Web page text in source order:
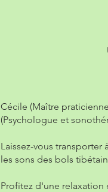
Cécile (Maître
(Psychologue et
Laissez-vous
les sons des bols
Profitez d'une